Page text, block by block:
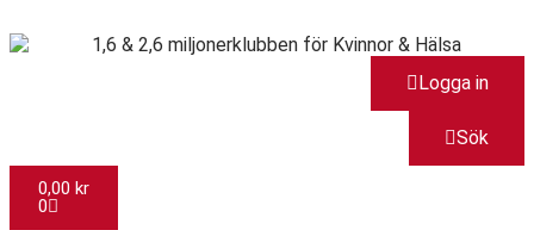
Logga in
Sök
0,00 kr
0